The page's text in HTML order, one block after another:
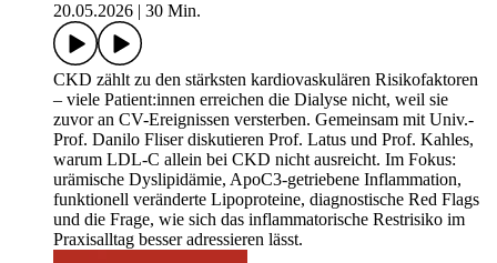
20.05.2026
30 Min.
CKD zählt zu den stärksten kardiovaskulären Risikofaktoren
– viele Patient:innen erreichen die Dialyse nicht, weil sie
zuvor an CV-Ereignissen versterben. Gemeinsam mit Univ.-
Prof. Danilo Fliser diskutieren Prof. Latus und Prof. Kahles,
warum LDL-C allein bei CKD nicht ausreicht. Im Fokus:
urämische Dyslipidämie, ApoC3-getriebene Inflammation,
funktionell veränderte Lipoproteine, diagnostische Red Flags
und die Frage, wie sich das inflammatorische Restrisiko im
Praxisalltag besser adressieren lässt.